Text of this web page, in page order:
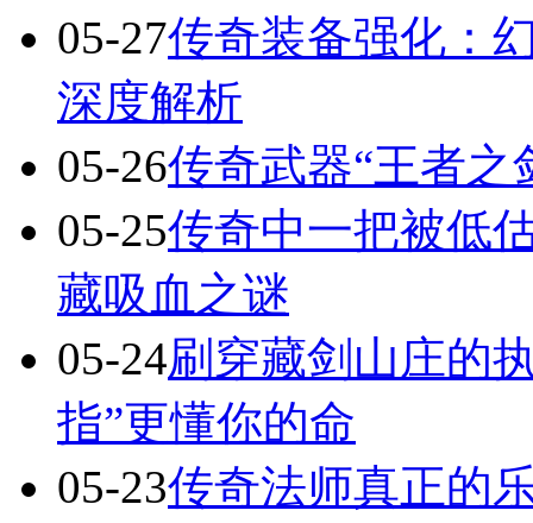
05-27传奇装备强化：
深度解析
05-26传奇武器“王者之
05-25传奇中一把被低
藏吸血之谜
05-24刷穿藏剑山庄的
指”更懂你的命
05-23传奇法师真正的